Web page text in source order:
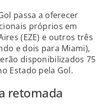
passa a oferecer
próprios em
(EZE) e outros três
e dois para Miami),
disponibilizados 75
Estado pela Gol.
retomada